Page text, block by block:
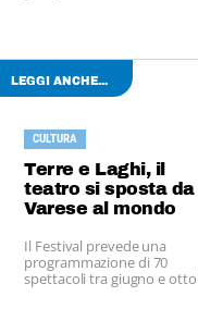
LEGGI ANCHE...
CULTURA
Terre e Laghi, il
teatro si sposta da
Varese al mondo
Il Festival prevede una
programmazione di 70
spettacoli tra giugno e